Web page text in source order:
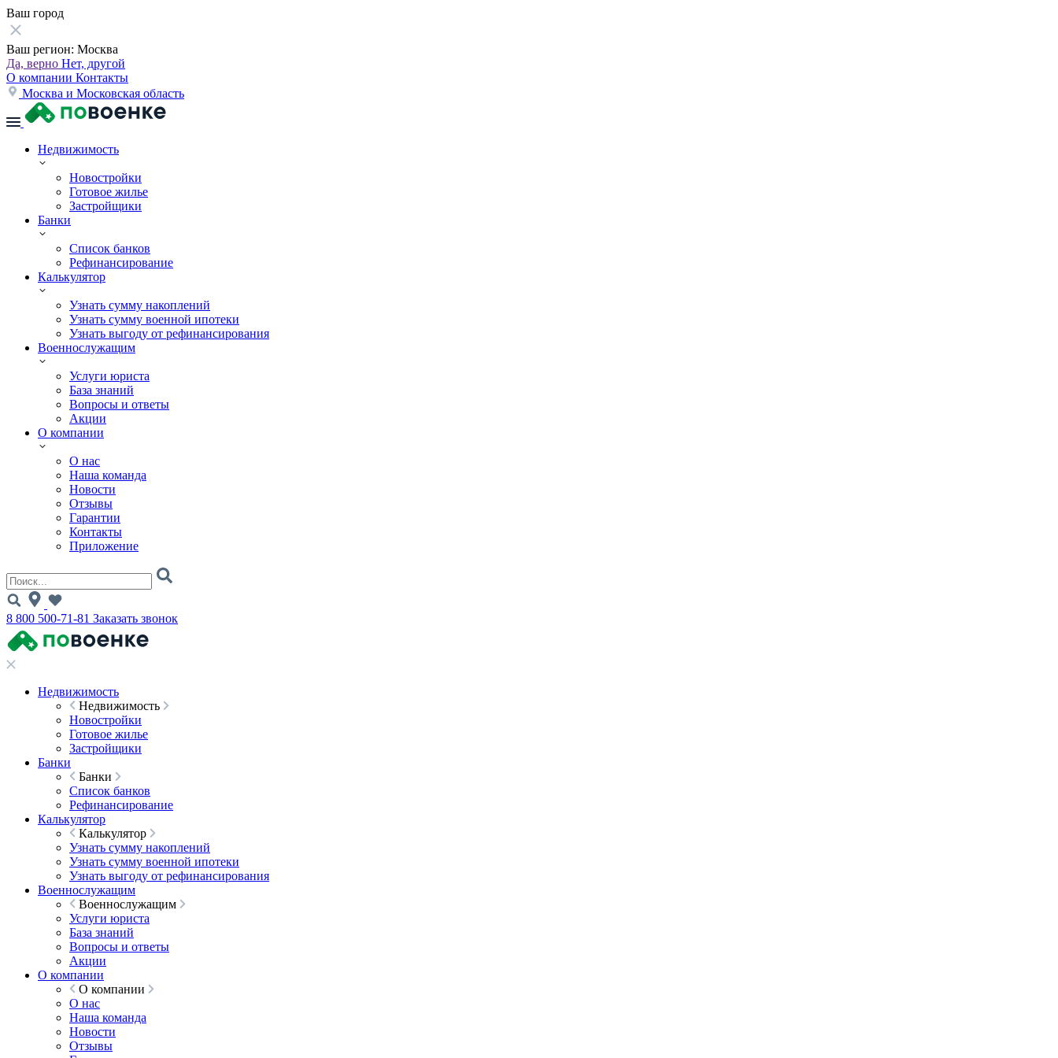
Ваш город
Ваш регион: Москва
Да, верно Нет, другой
О компании Контакты
Москва и Московская область
Недвижимость
Новостройки
Готовое жилье
Застройщики
Банки
Список банков
Рефинансирование
Калькулятор
Узнать сумму накоплений
Узнать сумму военной ипотеки
Узнать выгоду от рефинансирования
Военнослужащим
Услуги юриста
База знаний
Вопросы и ответы
Акции
О компании
О нас
Наша команда
Новости
Отзывы
Гарантии
Контакты
Приложение
8 800 500-71-81 Заказать звонок
Недвижимость
Недвижимость
Новостройки
Готовое жилье
Застройщики
Банки
Банки
Список банков
Рефинансирование
Калькулятор
Калькулятор
Узнать сумму накоплений
Узнать сумму военной ипотеки
Узнать выгоду от рефинансирования
Военнослужащим
Военнослужащим
Услуги юриста
База знаний
Вопросы и ответы
Акции
О компании
О компании
О нас
Наша команда
Новости
Отзывы